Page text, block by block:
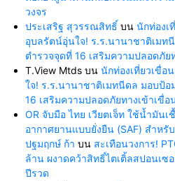
วงจร
ประเสริฐ สุวรรณสิทธิ์ บน นักท่องเ
อุบลรัตน์อุ่นใจ! ร.ร.นานาชาติเมท
ตำรวจจุดที่ 16 เสริมความปลอดภัย
T.View Mtds บน นักท่องเที่ยวเขื่อ
ใจ! ร.ร.นานาชาติเมทนีดล มอบป้อ
16 เสริมความปลอดภัยทางเข้าเขื่อ
OR จับมือ ไทย เวียตเจ็ท ใช้น้ำมันเ
อากาศยานแบบยั่งยืน (SAF) สำหรั
ปฐมฤกษ์ ก้า บน สะเทือนวงการ!
ล้าน ผงาดคว้าสิทธิ์ไตเติ้ลสปอนเซอ
ปีรวด